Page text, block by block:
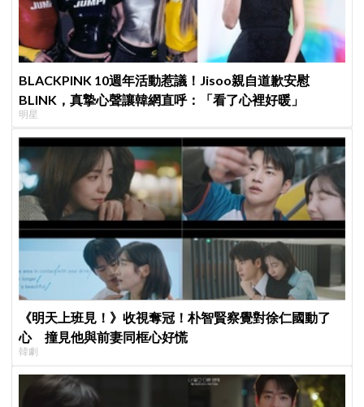
BLACKPINK 10週年活動惹議！Jisoo親自道歉安慰
BLINK，真摯心聲讓韓網直呼：「看了心裡好暖」
明星
《明天上班見！》收視奪冠！朴智賢察覺對徐仁國動了
心 撞見他與前妻同框心好慌
韓劇